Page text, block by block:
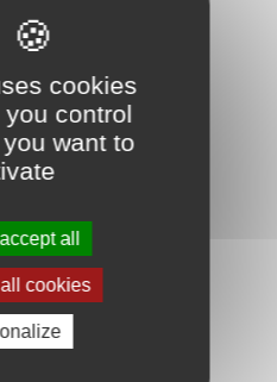
cookies
control
want to
all
cookies